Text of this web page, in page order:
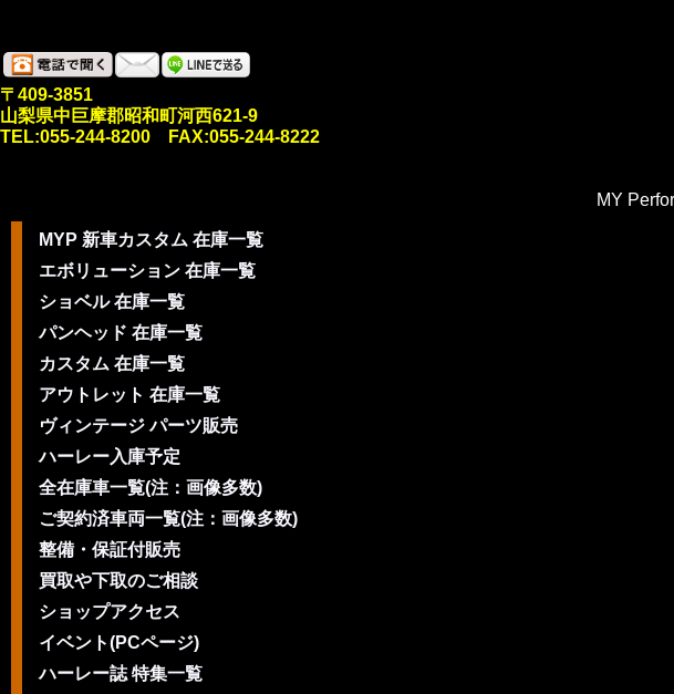
〒409-3851
山梨県中巨摩郡昭和町河西621-9
TEL:055-244-8200 FAX:055-244-8222
MY
MYP 新車カスタム 在庫一覧
エボリューション 在庫一覧
ショベル 在庫一覧
パンヘッド 在庫一覧
カスタム 在庫一覧
アウトレット 在庫一覧
ヴィンテージ パーツ販売
ハーレー入庫予定
全在庫車一覧(注：画像多数)
ご契約済車両一覧(注：画像多数)
整備・保証付販売
買取や下取のご相談
ショップアクセス
イベント(PCページ)
ハーレー誌 特集一覧